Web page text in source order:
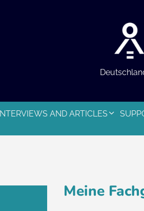
INTERVIEWS AND ARTICLES
Meine